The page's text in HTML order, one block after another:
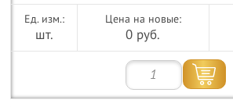
шт.
Цена на новые:
0 руб.